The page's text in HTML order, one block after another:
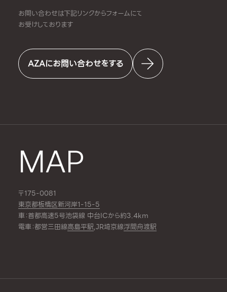
お問い合わせは下記リンクからフォームにて
お受けしております
AZAにお問い合わせをする
MAP
〒175-0081
東京都板橋区新河岸1-15-5
車：首都高速5号池袋線 中台ICから約3.4km
電車：都営三田線高島平駅,JR埼京線浮間舟渡駅